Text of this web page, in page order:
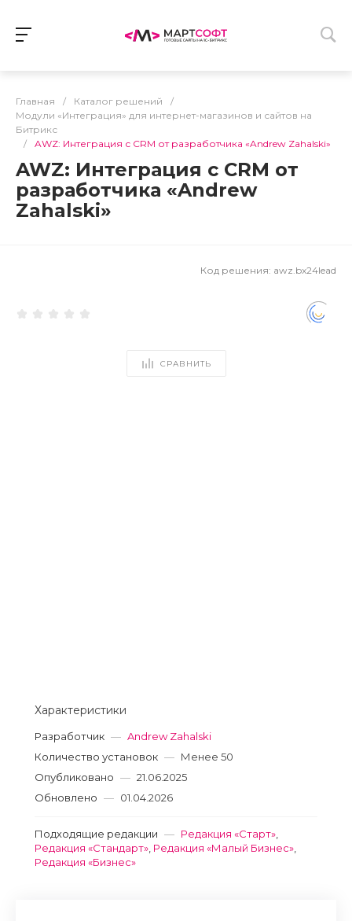
Главная / Каталог решений
/
Модули «Интеграция» для интернет-магазинов и сайтов на
Битрикс
/
AWZ: Интеграция с CRM от разработчика «Andrew Zahalski»
AWZ: Интеграция с CRM от
разработчика «Andrew
Zahalski»
Код решения: awz.bx24lead
СРАВНИТЬ
Характеристики
Разработчик — Andrew Zahalski
Количество установок — Менее 50
Опубликовано — 21.06.2025
Обновлено — 01.04.2026
Подходящие редакции — Редакция «Старт»
Редакция «Стандарт» Редакция «Малый Бизнес»
Редакция «Бизнес»